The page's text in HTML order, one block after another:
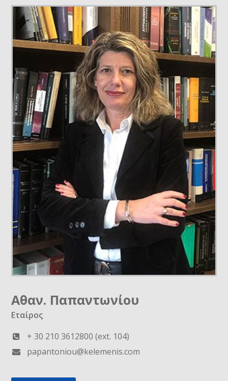
Αθαν. Παπαντωνίου
Εταίρος
+ 30 210 3612800 (ext. 104)
papantoniou@kelemenis.com